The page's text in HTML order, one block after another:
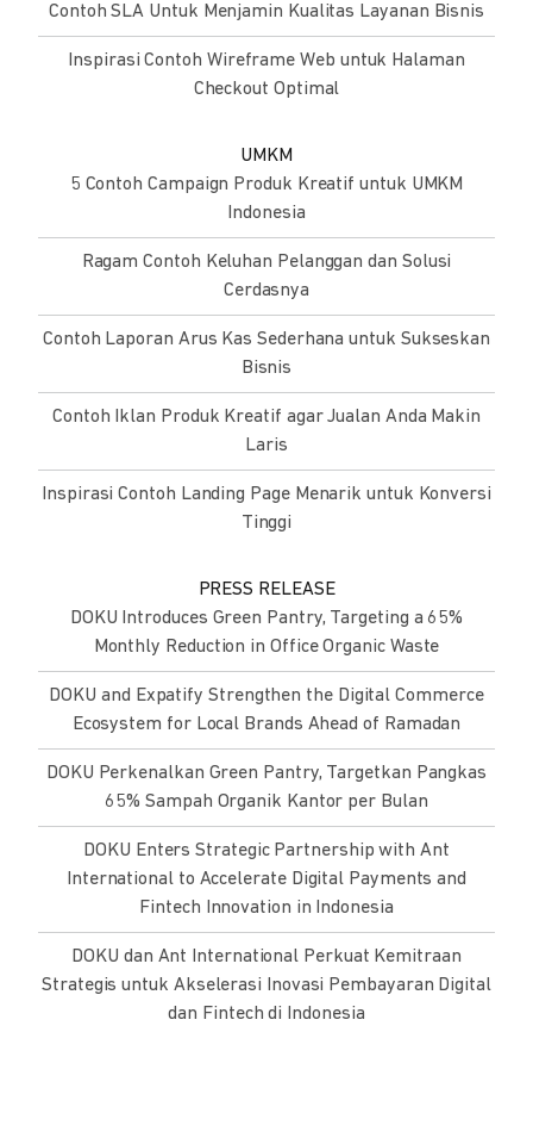
Contoh SLA Untuk Menjamin Kualitas Layanan Bisnis
Inspirasi Contoh Wireframe Web untuk Halaman
Checkout Optimal
UMKM
5 Contoh Campaign Produk Kreatif untuk UMKM
Indonesia
Ragam Contoh Keluhan Pelanggan dan Solusi
Cerdasnya
Contoh Laporan Arus Kas Sederhana untuk Sukseskan
Bisnis
Contoh Iklan Produk Kreatif agar Jualan Anda Makin
Laris
Inspirasi Contoh Landing Page Menarik untuk Konversi
Tinggi
PRESS RELEASE
DOKU Introduces Green Pantry, Targeting a 65%
Monthly Reduction in Office Organic Waste
DOKU and Expatify Strengthen the Digital Commerce
Ecosystem for Local Brands Ahead of Ramadan
DOKU Perkenalkan Green Pantry, Targetkan Pangkas
65% Sampah Organik Kantor per Bulan
DOKU Enters Strategic Partnership with Ant
International to Accelerate Digital Payments and
Fintech Innovation in Indonesia
DOKU dan Ant International Perkuat Kemitraan
Strategis untuk Akselerasi Inovasi Pembayaran Digital
dan Fintech di Indonesia